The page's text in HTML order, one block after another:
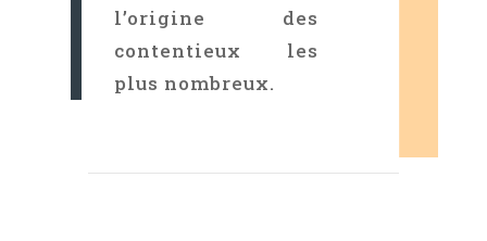
l’origine des
contentieux les
plus nombreux.